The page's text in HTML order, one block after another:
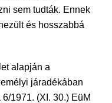
sem tudták. Ennek
és hosszabbá
alapján a
járadékában
1971. (XI. 30.) EüM